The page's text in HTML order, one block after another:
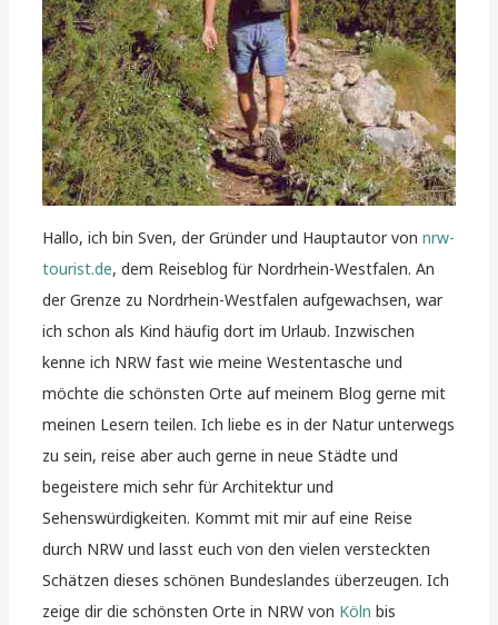
Hallo, ich bin Sven, der Gründer und Hauptautor vonnrw-
tourist.de, dem Reiseblog für Nordrhein-Westfalen. An
der Grenze zu Nordrhein-Westfalen aufgewachsen, war
ich schon als Kind häufig dort im Urlaub. Inzwischen
kenne ich NRW fast wie meine Westentasche und
möchte die schönsten Orte auf meinem Blog gerne mit
meinen Lesern teilen. Ich liebe es in der Natur unterwegs
zu sein, reise aber auch gerne in neue Städte und
begeistere mich sehr für Architektur und
Sehenswürdigkeiten. Kommt mit mir auf eine Reise
durch NRW und lasst euch von den vielen versteckten
Schätzen dieses schönen Bundeslandes überzeugen. Ich
zeige dir die schönsten Orte in NRW von Köln bis